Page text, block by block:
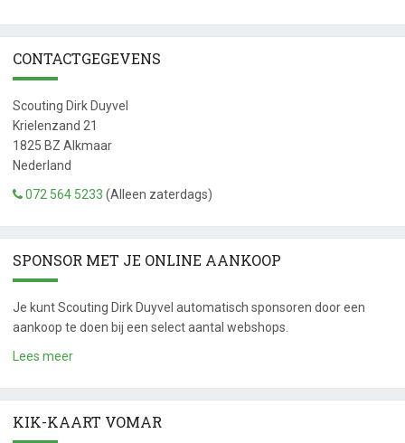
CONTACTGEGEVENS
Scouting Dirk Duyvel
Krielenzand 21
1825 BZ Alkmaar
Nederland
072 564 5233 (Alleen zaterdags)
SPONSOR MET JE ONLINE AANKOOP
Je kunt Scouting Dirk Duyvel automatisch sponsoren door een
aankoop te doen bij een select aantal webshops.
Lees meer
KIK-KAART VOMAR